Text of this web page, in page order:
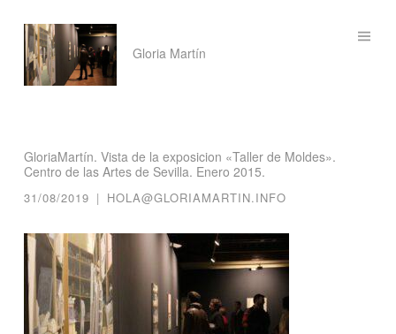
Saltar
al
contenido
Gloria Martín
GloriaMartín. Vista de la exposicion «Taller de Moldes».
Centro de las Artes de Sevilla. Enero 2015.
31/08/2019 | HOLA@GLORIAMARTIN.INFO